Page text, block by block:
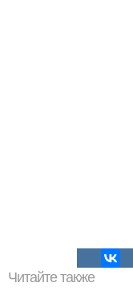
Читайте также